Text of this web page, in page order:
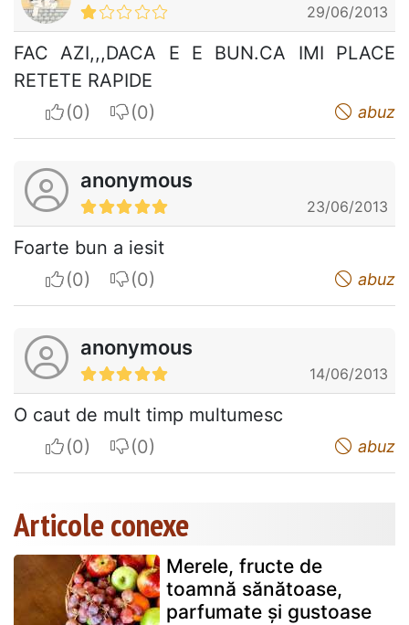
29/06/2013
FAC AZI,,,DACA E E BUN.CA IMI PLACE
RETETE RAPIDE
I apreciateI do not appreciate abuz
anonymous
23/06/2013
Foarte bun a iesit
I apreciateI do not appreciate abuz
anonymous
14/06/2013
O caut de mult timp multumesc
I apreciateI do not appreciate abuz
Articole conexe
Merele, fructe de
toamnă sănătoase,
parfumate și gustoase